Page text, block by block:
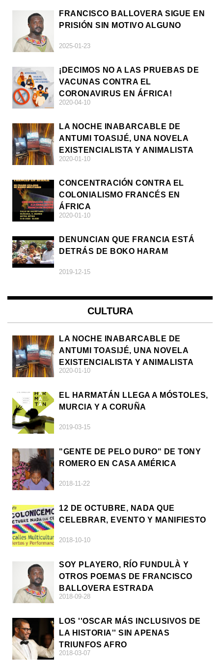
FRANCISCO BALLOVERA SIGUE EN
PRISIÓN SIN MOTIVO ALGUNO
2025-01-23
¡DECIMOS NO A LAS PRUEBAS DE
VACUNAS CONTRA EL
CORONAVIRUS EN ÁFRICA!
2020-04-10
LA NOCHE INABARCABLE DE
ANTUMI TOASIJÉ, UNA NOVELA
EXISTENCIALISTA Y ANIMALISTA
2020-01-10
CONCENTRACIÓN CONTRA EL
COLONIALISMO FRANCÉS EN
ÁFRICA
2020-01-10
DENUNCIAN QUE FRANCIA ESTÁ
DETRÁS DE BOKO HARAM
2019-12-15
CULTURA
LA NOCHE INABARCABLE DE
ANTUMI TOASIJÉ, UNA NOVELA
EXISTENCIALISTA Y ANIMALISTA
2020-01-10
EL HARMATÁN LLEGA A MÓSTOLES,
MURCIA Y A CORUÑA
2019-03-15
"GENTE DE PELO DURO" DE TONY
ROMERO EN CASA AMÉRICA
2018-11-22
12 DE OCTUBRE, NADA QUE
CELEBRAR, EVENTO Y MANIFIESTO
2018-10-10
SOY PLAYERO, RÍO FUNDULÀ Y
OTROS POEMAS DE FRANCISCO
BALLOVERA ESTRADA
2018-09-28
LOS ''OSCAR MÁS INCLUSIVOS DE
LA HISTORIA'' SIN APENAS
TRIUNFOS AFRO
2018-03-07